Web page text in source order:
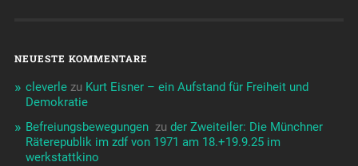
NEUESTE KOMMENTARE
cleverlezu Kurt Eisner – ein Aufstand für Freiheit und
Demokratie
Befreiungsbewegungen ️‍ zu der Zweiteiler: Die Münchner
Räterepublik im zdf von 1971 am 18.+19.9.25 im
werkstattkino